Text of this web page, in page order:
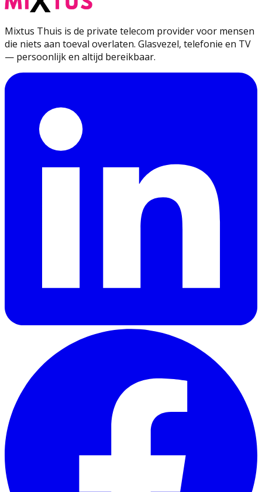
Mixtus Thuis is de private telecom provider voor mensen
die niets aan toeval overlaten. Glasvezel, telefonie en TV
— persoonlijk en altijd bereikbaar.